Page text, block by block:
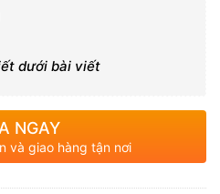
dưới bài viết
NGAY
và giao hàng tận nơi